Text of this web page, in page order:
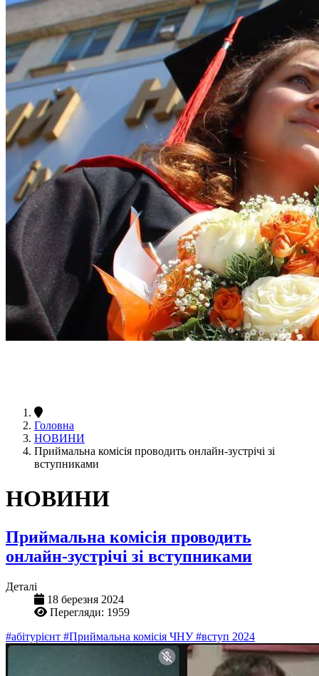
Головна
НОВИНИ
Приймальна комісія проводить онлайн-зустрічі зі
вступниками
НОВИНИ
Приймальна комісія проводить
онлайн-зустрічі зі вступниками
Деталі
18 березня 2024
Перегляди: 1959
#абітурієнт #Приймальна комісія ЧНУ#вступ 2024